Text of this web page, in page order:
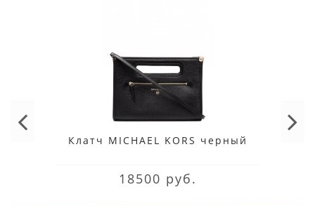
Клатч MICHAEL KORS черный
18500 руб.